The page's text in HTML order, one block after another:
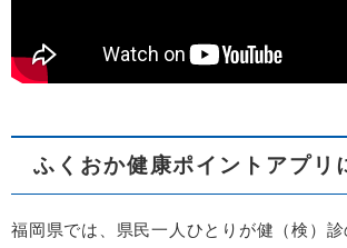
ふくおか健康ポイントアプリ
福岡県では、県民一人ひとりが健（検）